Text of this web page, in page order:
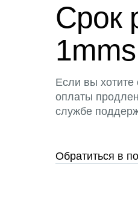
Срок
Если вы хотите
оплаты
службе
Обратиться в